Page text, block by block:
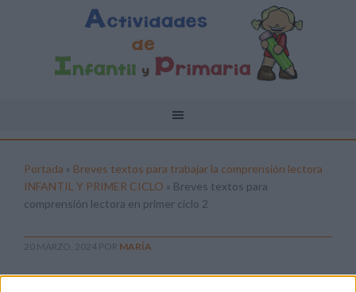
Portada » Breves textos para trabajar la comprensión lectora
INFANTIL Y PRIMER CICLO » Breves textos para
comprensión lectora en primer ciclo 2
20 MARZO, 2024 POR MARÍA